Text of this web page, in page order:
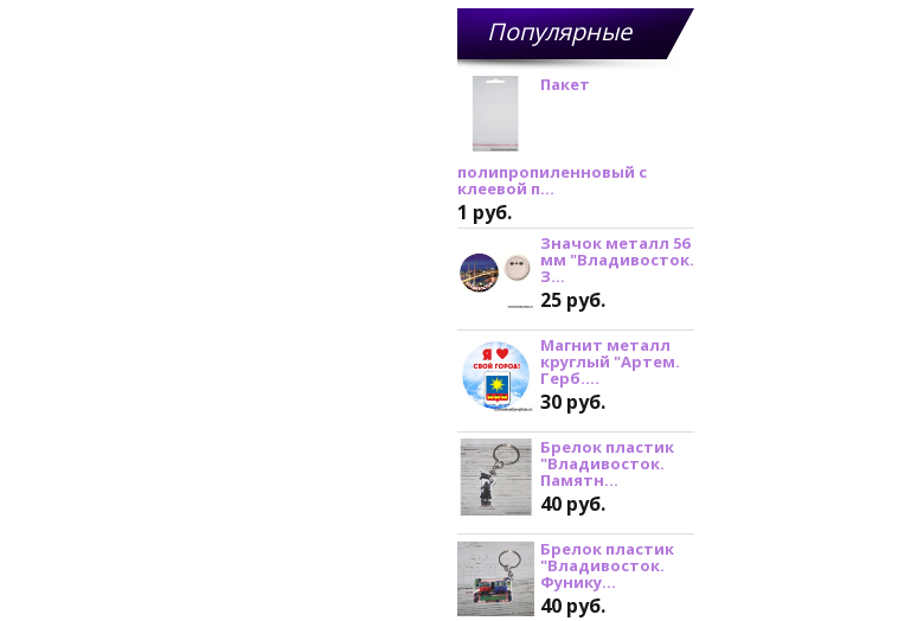
Популярные
товары
Пакет
полипропиленновый с
клеевой п...
1 руб.
Значок металл 56
мм "Владивосток.
З...
25 руб.
Магнит металл
круглый "Артем.
Герб....
30 руб.
Брелок пластик
"Владивосток.
Памятн...
40 руб.
Брелок пластик
"Владивосток.
Фунику...
40 руб.